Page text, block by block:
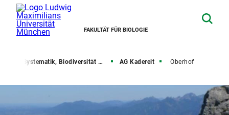
FAKULTÄT FÜR BIOLOGIE
Systematik, Biodiversität und Evolution der Pflanzen AG Kadereit Oberhof